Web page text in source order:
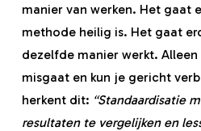
manier van werken. Het gaat
methode heilig is. Het gaat
dezelfde manier werkt.
misgaat en kun je gericht
herkent dit: “Standaardisatie
resultaten te vergelijken en